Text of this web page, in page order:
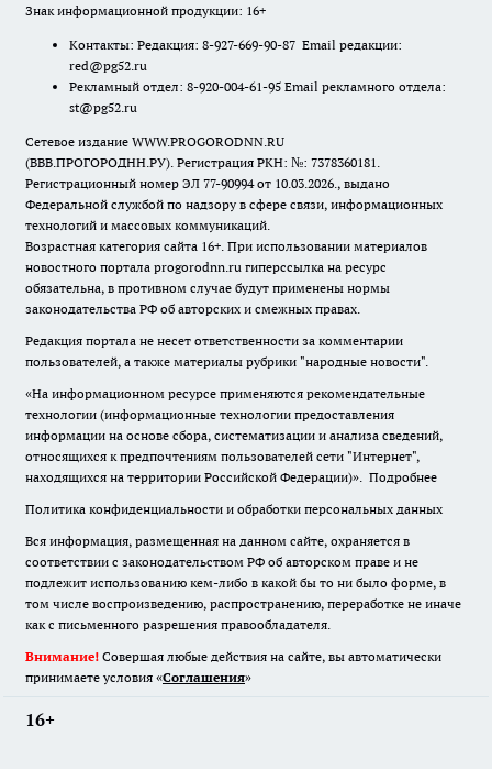
Знак информационной продукции: 16+
Контакты: Редакция: 8-927-669-90-87 Email редакции:
red@pg52.ru
Рекламный отдел: 8-920-004-61-95 Email рекламного отдела:
st@pg52.ru
Сетевое издание WWW.PROGORODNN.RU
(ВВВ.ПРОГОРОДНН.РУ). Регистрация РКН: №: 7378360181.
Регистрационный номер ЭЛ 77-90994 от 10.03.2026., выдано
Федеральной службой по надзору в сфере связи, информационных
технологий и массовых коммуникаций.
Возрастная категория сайта 16+. При использовании материалов
новостного портала progorodnn.ru гиперссылка на ресурс
обязательна, в противном случае будут применены нормы
законодательства РФ об авторских и смежных правах.
Редакция портала не несет ответственности за комментарии
пользователей, а также материалы рубрики "народные новости".
«На информационном ресурсе применяются рекомендательные
технологии (информационные технологии предоставления
информации на основе сбора, систематизации и анализа сведений,
относящихся к предпочтениям пользователей сети "Интернет",
находящихся на территории Российской Федерации)». Подробнее
Политика конфиденциальности и обработки персональных данных
Вся информация, размещенная на данном сайте, охраняется в
соответствии с законодательством РФ об авторском праве и не
подлежит использованию кем-либо в какой бы то ни было форме, в
том числе воспроизведению, распространению, переработке не иначе
как с письменного разрешения правообладателя.
Внимание! Совершая любые действия на сайте, вы автоматически
принимаете условия «Cоглашения»
16+